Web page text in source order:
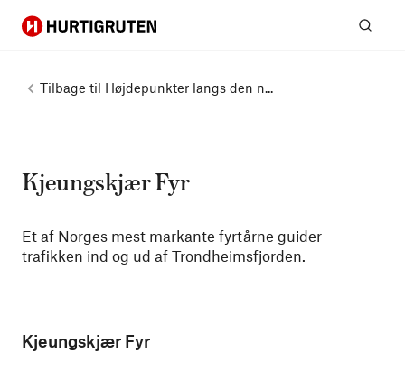
Hurtigruten
Tilbage til Højdepunkter langs den n...
Kjeungskjær Fyr
Et af Norges mest markante fyrtårne ​​guider
trafikken ind og ud af Trondheimsfjorden.
Kjeungskjær Fyr